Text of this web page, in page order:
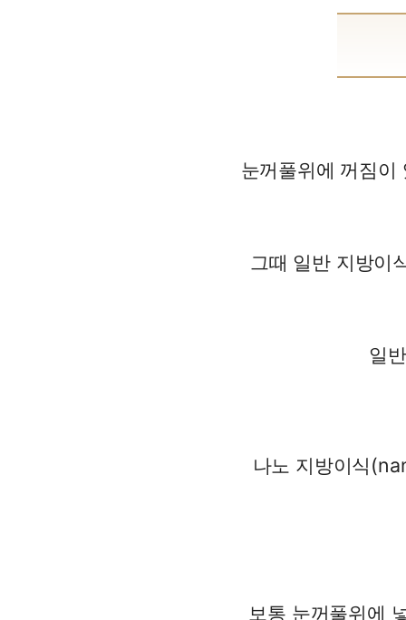
눈꺼풀위에 꺼짐이
그때 일반 지방이
일
나노 지방이식
보통 눈꺼풀위에